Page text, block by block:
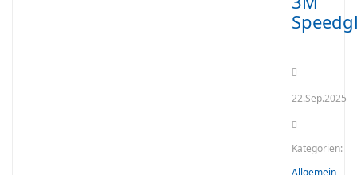
22.Sep.2025
Kategorien:
Allgemein